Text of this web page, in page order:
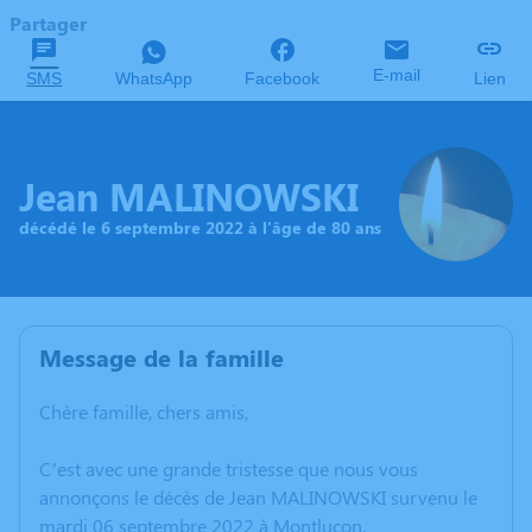
Partager
SMS WhatsApp Facebook E-mail Lien
Jean MALINOWSKI
décédé le 6 septembre 2022 à l'âge de 80 ans
Message de la famille
Chère famille, chers amis,
C’est avec une grande tristesse que nous vous
annonçons le décès de Jean MALINOWSKI survenu le
mardi 06 septembre 2022 à Montluçon.